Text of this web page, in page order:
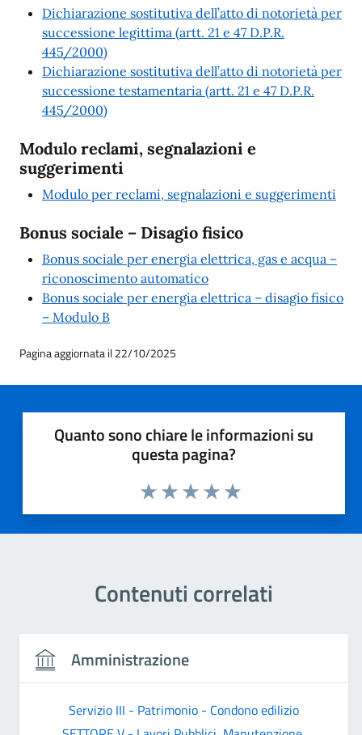
Dichiarazione sostitutiva dell’atto di notorietà per
successione legittima (artt. 21 e 47 D.P.R.
445/2000)
Dichiarazione sostitutiva dell’atto di notorietà per
successione testamentaria (artt. 21 e 47 D.P.R.
445/2000)
Modulo reclami, segnalazioni e
suggerimenti
Modulo per reclami, segnalazioni e suggerimenti
Bonus sociale – Disagio fisico
Bonus sociale per energia elettrica, gas e acqua –
riconoscimento automatico
Bonus sociale per energia elettrica – disagio fisico
– Modulo B
Pagina aggiornata il 22/10/2025
Quanto sono chiare le informazioni su
questa pagina?
Valuta 5 stelle su 5
Valuta 4 stelle su 5
Valuta 3 stelle su 5
Valuta 2 stelle su 5
Valuta 1 stelle su 5
Contenuti correlati
Amministrazione
Servizio III - Patrimonio - Condono edilizio